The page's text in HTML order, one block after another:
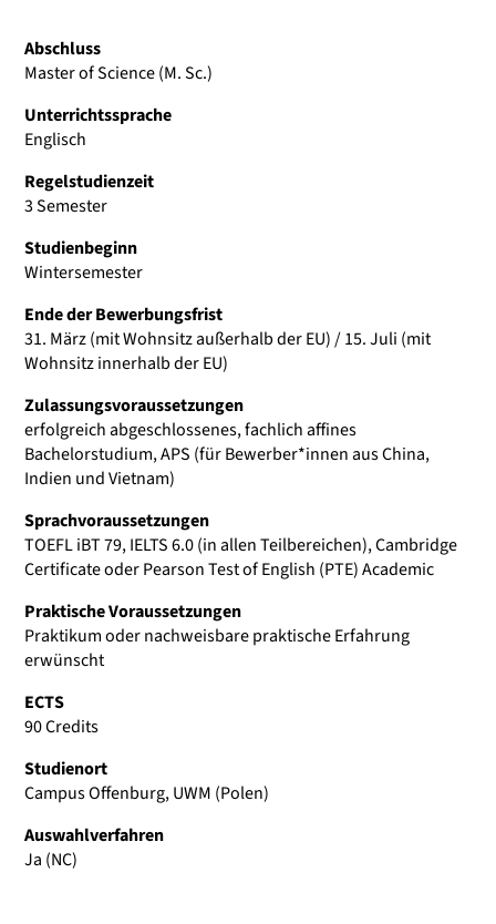
Abschluss
Master of Science (M. Sc.)
Unterrichtssprache
Englisch
Regelstudienzeit
3 Semester
Studienbeginn
Wintersemester
Ende der Bewerbungsfrist
31. März (mit Wohnsitz außerhalb der EU) / 15. Juli (mit
Wohnsitz innerhalb der EU)
Zulassungsvoraussetzungen
erfolgreich abgeschlossenes, fachlich affines
Bachelorstudium, APS (für Bewerber*innen aus China,
Indien und Vietnam)
Sprachvoraussetzungen
TOEFL iBT 79, IELTS 6.0 (in allen Teilbereichen), Cambridge
Certificate oder Pearson Test of English (PTE) Academic
Praktische Voraussetzungen
Praktikum oder nachweisbare praktische Erfahrung
erwünscht
ECTS
90 Credits
Studienort
Campus Offenburg, UWM (Polen)
Auswahlverfahren
Ja (NC)